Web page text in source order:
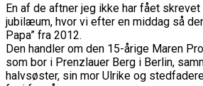
En af de aftner jeg ikke har fået
jubilæum, hvor vi efter en middag så
Papa” fra 2012.
Den handler om den 15-årige Maren
som bor i Prenzlauer Berg i Berlin,
halvsøster, sin mor Ulrike og